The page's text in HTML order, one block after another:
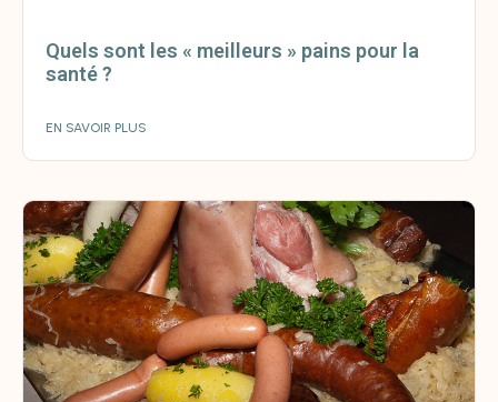
Quels sont les « meilleurs » pains pour la
santé ?
EN SAVOIR PLUS